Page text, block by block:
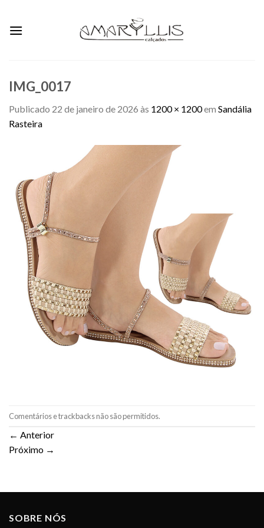
content
IMG_0017
Publicado 22 de janeiro de 2026 às 1200 × 1200em Sandália
Rasteira
Comentários e trackbacks não são permitidos.
← Anterior
Próximo →
SOBRE NÓS